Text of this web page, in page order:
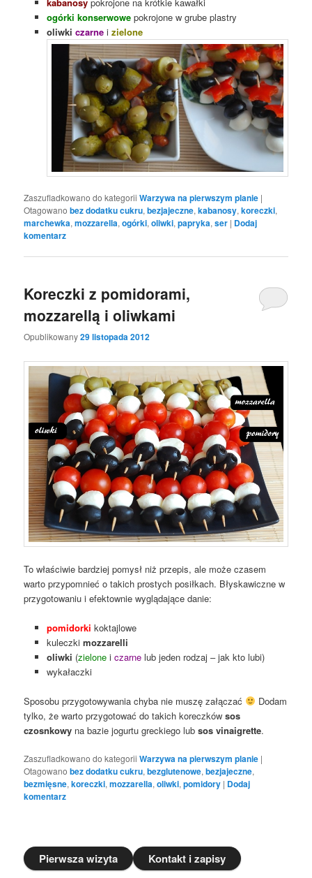
ogórki konserwowepokrojone w grube plastry
oliwki czarnei zielone
Zaszufladkowano do kategorii Warzywa na pierwszym planie |
Otagowano bez dodatku cukru,bezjajeczne,kabanosy,koreczki,
marchewka,mozzarella,ogórki,oliwki,papryka,ser | Dodaj
komentarz
Koreczki z pomidorami,
mozzarellą i oliwkami
Opublikowany29 listopada 2012
To właściwie bardziej pomysł niż przepis, ale może czasem
warto przypomnieć o takich prostych posiłkach. Błyskawiczne w
przygotowaniu i efektownie wyglądające danie:
pomidorki koktajlowe
kuleczki mozzarelli
oliwki (zielonei czarnelub jeden rodzaj – jak kto lubi)
wykałaczki
Sposobu przygotowywania chyba nie muszę załączać
Dodam
tylko, że warto przygotować do takich koreczkówsos
czosnkowy na bazie jogurtu greckiego lubsos vinaigrette.
Zaszufladkowano do kategorii Warzywa na pierwszym planie |
Otagowano bez dodatku cukru,bezglutenowe,bezjajeczne,
bezmięsne,koreczki,mozzarella,oliwki,pomidory | Dodaj
komentarz
Pierwsza wizyta Kontakt i zapisy